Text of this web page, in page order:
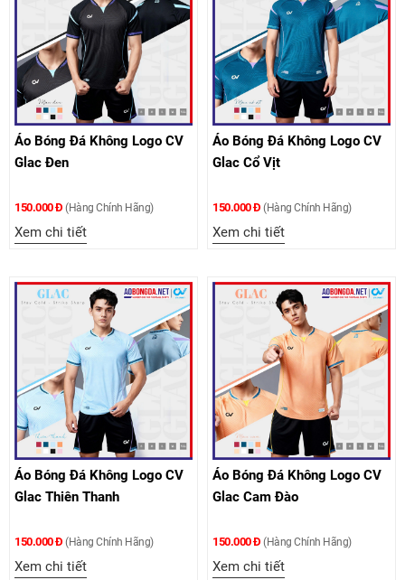
Áo Bóng Đá Không Logo CV
Glac Đen
150.000 Đ (Hàng Chính Hãng)
Xem chi tiết
Áo Bóng Đá Không Logo CV
Glac Cổ Vịt
150.000 Đ (Hàng Chính Hãng)
Xem chi tiết
Áo Bóng Đá Không Logo CV
Glac Thiên Thanh
150.000 Đ (Hàng Chính Hãng)
Xem chi tiết
Áo Bóng Đá Không Logo CV
Glac Cam Đào
150.000 Đ (Hàng Chính Hãng)
Xem chi tiết